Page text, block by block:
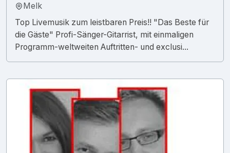
Melk
Top Livemusik zum leistbaren Preis!! "Das Beste für
die Gäste" Profi-Sänger-Gitarrist, mit einmaligen
Programm-weltweiten Auftritten- und exclusi...